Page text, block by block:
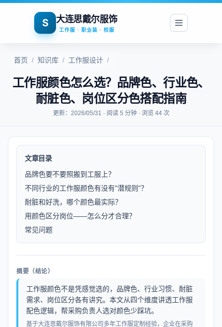
S 大连思戴尔服饰
工作服 · 职业装 · 校服
首页 / 知识库 / 工作服设计 /
工作服颜色怎么选？品牌色、行业色、
耐脏色、岗位区分色搭配指南
更新：2026/05/31 · 阅读 5 分钟 · 浏览 44 次
文章目录
品牌色要不要照搬到工服上？
不同行业的工作服颜色有没有"潜规则"？
耐脏和好洗，哪个颜色最实际？
用颜色区分岗位——怎么分才合理？
常见问题
摘要（结论）
工作服颜色不是凭感觉选的，品牌色、行业习惯、耐脏
需求、岗位区分各有讲究。本文从四个维度讲透工作服
配色逻辑，帮采购负责人选对颜色少踩坑。
基于大连思戴尔服饰有限公司多年工作服定制经验，企业在采购